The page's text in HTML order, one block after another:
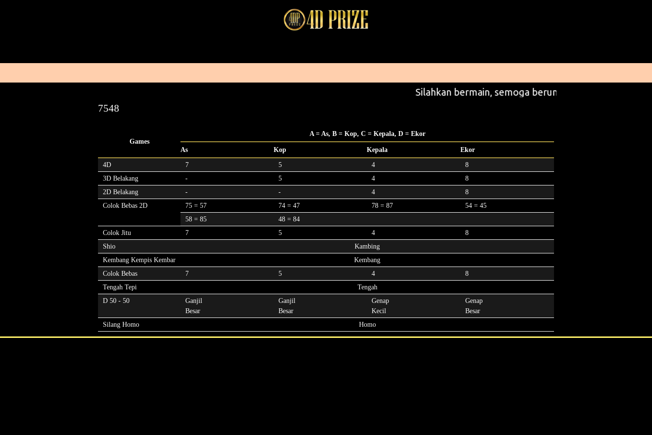
Silahkan bermain, semoga beruntung
7548
Games
A = As, B = Kop, C = Kepala, D = Ekor
As Kop Kepala Ekor
4D 7 5 4
8
3D Belakang
- 5 4
8
2D Belakang
- - 4
8
Colok Bebas 2D
75 = 57 74 = 47 78 = 87
54 = 45
58 = 85
48 = 84
Colok Jitu
7 5 4
8
Shio
Kambing
Kembang Kempis Kembar
Kembang
Colok Bebas
7 5 4
8
Tengah Tepi
Tengah
D 50 - 50
Ganjil
Besar
Ganjil
Besar
Genap
Kecil
Genap
Besar
Silang Homo
Homo